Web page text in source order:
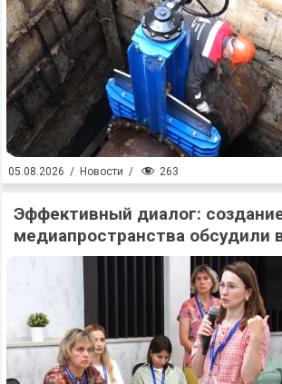
05.08.2026 / Новости / 263
Эффективный диалог:
медиапространства обсудили